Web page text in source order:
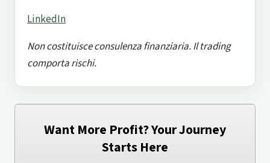
LinkedIn
Non costituisce consulenza finanziaria. Il trading
comporta rischi.
Want More Profit? Your Journey
Starts Here